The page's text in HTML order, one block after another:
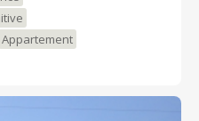
Appartement